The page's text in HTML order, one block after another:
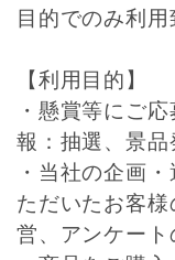
目的でのみ利用
【利用目的】
・懸賞等にご
報：抽選、景品
・当社の企画
ただいたお客
営、アンケー